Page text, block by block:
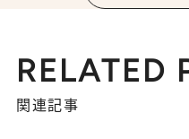
RELATED
関連記事